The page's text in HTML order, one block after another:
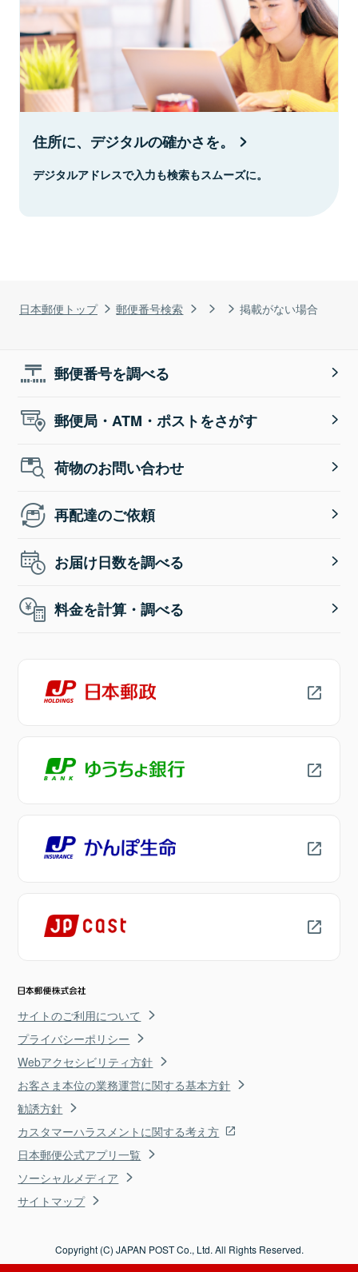
日本郵便トップ 郵便番号検索 掲載がない場合
住所に、デジタルの確かさを。
デジタルアドレスで入力も検索もスムーズに。
郵便番号を調べる
郵便局・ATM・ポストをさがす
荷物のお問い合わせ
再配達のご依頼
お届け日数を調べる
料金を計算・調べる
サイトのご利用について
プライバシーポリシー
Webアクセシビリティ方針
お客さま本位の業務運営に関する基本方針
勧誘方針
カスタマーハラスメントに関する考え方
日本郵便公式アプリ一覧
ソーシャルメディア
サイトマップ
Copyright (C) JAPAN POST Co., Ltd. All Rights Reserved.